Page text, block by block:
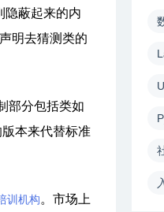
隐蔽起来的内
明去猜测类的
部分包括类如
本来代替标准
训机构 。市场上